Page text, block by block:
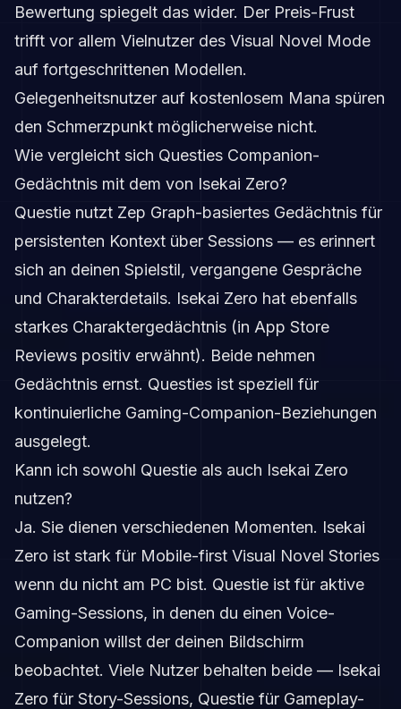
Bewertung spiegelt das wider. Der Preis-Frust
trifft vor allem Vielnutzer des Visual Novel Mode
auf fortgeschrittenen Modellen.
Gelegenheitsnutzer auf kostenlosem Mana spüren
den Schmerzpunkt möglicherweise nicht.
Wie vergleicht sich Questies Companion-
Gedächtnis mit dem von Isekai Zero?
Questie nutzt Zep Graph-basiertes Gedächtnis für
persistenten Kontext über Sessions — es erinnert
sich an deinen Spielstil, vergangene Gespräche
und Charakterdetails. Isekai Zero hat ebenfalls
starkes Charaktergedächtnis (in App Store
Reviews positiv erwähnt). Beide nehmen
Gedächtnis ernst. Questies ist speziell für
kontinuierliche Gaming-Companion-Beziehungen
ausgelegt.
Kann ich sowohl Questie als auch Isekai Zero
nutzen?
Ja. Sie dienen verschiedenen Momenten. Isekai
Zero ist stark für Mobile-first Visual Novel Stories
wenn du nicht am PC bist. Questie ist für aktive
Gaming-Sessions, in denen du einen Voice-
Companion willst der deinen Bildschirm
beobachtet. Viele Nutzer behalten beide — Isekai
Zero für Story-Sessions, Questie für Gameplay-